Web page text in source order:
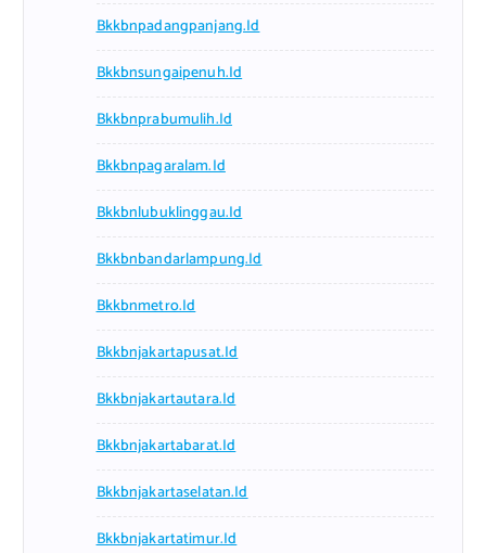
Bkkbnpadangpanjang.id
Bkkbnsungaipenuh.id
Bkkbnprabumulih.id
Bkkbnpagaralam.id
Bkkbnlubuklinggau.id
Bkkbnbandarlampung.id
Bkkbnmetro.id
Bkkbnjakartapusat.id
Bkkbnjakartautara.id
Bkkbnjakartabarat.id
Bkkbnjakartaselatan.id
Bkkbnjakartatimur.id